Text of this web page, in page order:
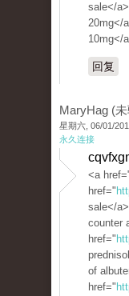
sale</
20mg</
10mg</
回复
MaryHag (
星期六, 06/01/
永久连接
<a
href="
sale</
counter
href="
of
href="